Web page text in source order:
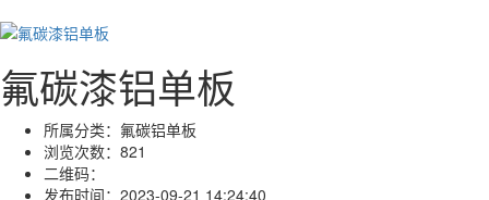
氟碳漆铝单板
所属分类： 氟碳铝单板
浏览次数： 821
二维码：
发布时间： 2023-09-21 14:24:40